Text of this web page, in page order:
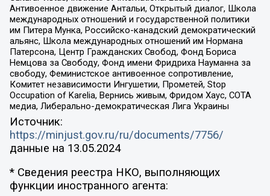
Антивоенное движение Антальи, Открытый диалог, Школа
международных отношений и государственной политики
им Питера Мунка, Российско-канадский демократический
альянс, Школа международных отношений им Нормана
Патерсона, Центр Гражданских Свобод, Фонд Бориса
Немцова за Свободу, Фонд имени Фридриха Науманна за
свободу, Феминистское антивоенное сопротивление,
Комитет независимости Ингушетии, Прометей, Stop
Occupation of Karelia, Вернись живым, Фридом Хаус, СОТА
медиа, Либерально-демократическая Лига Украины
Источник:
https://minjust.gov.ru/ru/documents/7756/
данные на 13.05.2024
* Сведения реестра НКО, выполняющих
функции иностранного агента: